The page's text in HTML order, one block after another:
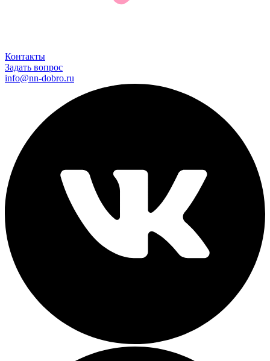
Контакты
Задать вопрос
info@nn-dobro.ru